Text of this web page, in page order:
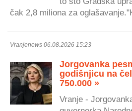
čak 2,8 miliona za
Vranjenews 06.08.2026 15:23
Jorgovanka
godišnjicu na
750.000 »
Vranje -